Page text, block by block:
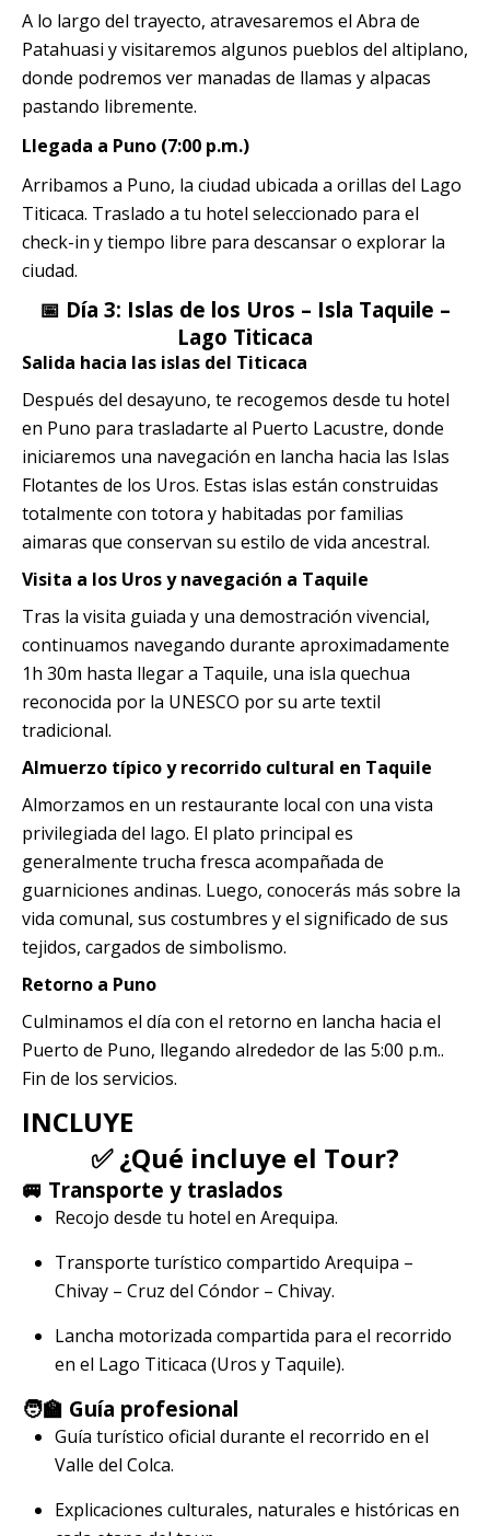
A lo largo del trayecto, atravesaremos el Abra de
Patahuasi y visitaremos algunos pueblos del altiplano,
donde podremos ver manadas de llamas y alpacas
pastando libremente.
Llegada a Puno (7:00 p.m.)
Arribamos a Puno, la ciudad ubicada a orillas del Lago
Titicaca. Traslado a tu hotel seleccionado para el
check-in y tiempo libre para descansar o explorar la
ciudad.
📅 Día 3: Islas de los Uros – Isla Taquile –
Lago Titicaca
Salida hacia las islas del Titicaca
Después del desayuno, te recogemos desde tu hotel
en Puno para trasladarte al Puerto Lacustre, donde
iniciaremos una navegación en lancha hacia las Islas
Flotantes de los Uros. Estas islas están construidas
totalmente con totora y habitadas por familias
aimaras que conservan su estilo de vida ancestral.
Visita a los Uros y navegación a Taquile
Tras la visita guiada y una demostración vivencial,
continuamos navegando durante aproximadamente
1h 30m hasta llegar a Taquile, una isla quechua
reconocida por la UNESCO por su arte textil
tradicional.
Almuerzo típico y recorrido cultural en Taquile
Almorzamos en un restaurante local con una vista
privilegiada del lago. El plato principal es
generalmente trucha fresca acompañada de
guarniciones andinas. Luego, conocerás más sobre la
vida comunal, sus costumbres y el significado de sus
tejidos, cargados de simbolismo.
Retorno a Puno
Culminamos el día con el retorno en lancha hacia el
Puerto de Puno, llegando alrededor de las 5:00 p.m..
Fin de los servicios.
INCLUYE
✅ ¿Qué incluye el Tour?
🚐 Transporte y traslados
Recojo desde tu hotel en Arequipa.
Transporte turístico compartido Arequipa –
Chivay – Cruz del Cóndor – Chivay.
Lancha motorizada compartida para el recorrido
en el Lago Titicaca (Uros y Taquile).
🧑‍🏫 Guía profesional
Guía turístico oficial durante el recorrido en el
Valle del Colca.
Explicaciones culturales, naturales e históricas en